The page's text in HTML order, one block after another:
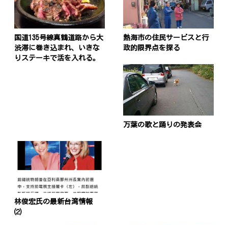
国道135号線真鶴道路から大
渋滞に巻き込まれ、いきな
りステーキで活を入れる。
熱海市の住民サービスと行
政的限界点を探る
万葉の歌と踊りの発表会
林俊宏氏の最新台湾情報
⑵